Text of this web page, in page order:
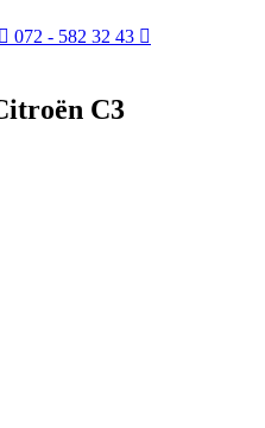
072 - 582 32 43
C3